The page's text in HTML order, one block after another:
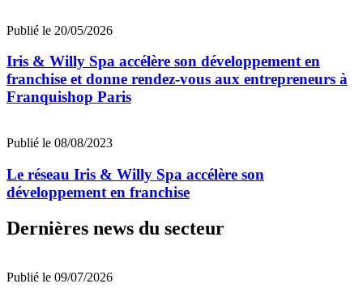
Publié le 20/05/2026
Iris & Willy Spa accélère son développement en
franchise et donne rendez-vous aux entrepreneurs à
Franquishop Paris
Publié le 08/08/2023
Le réseau Iris & Willy Spa accélère son
développement en franchise
Dernières news du secteur
Publié le 09/07/2026